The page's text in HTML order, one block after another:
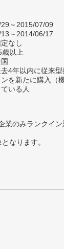
～2015/07/09
～2014/06/17
なし
以上
4年以内に従来
ンを新たに購入（
ている人
のみランクイ
なります。